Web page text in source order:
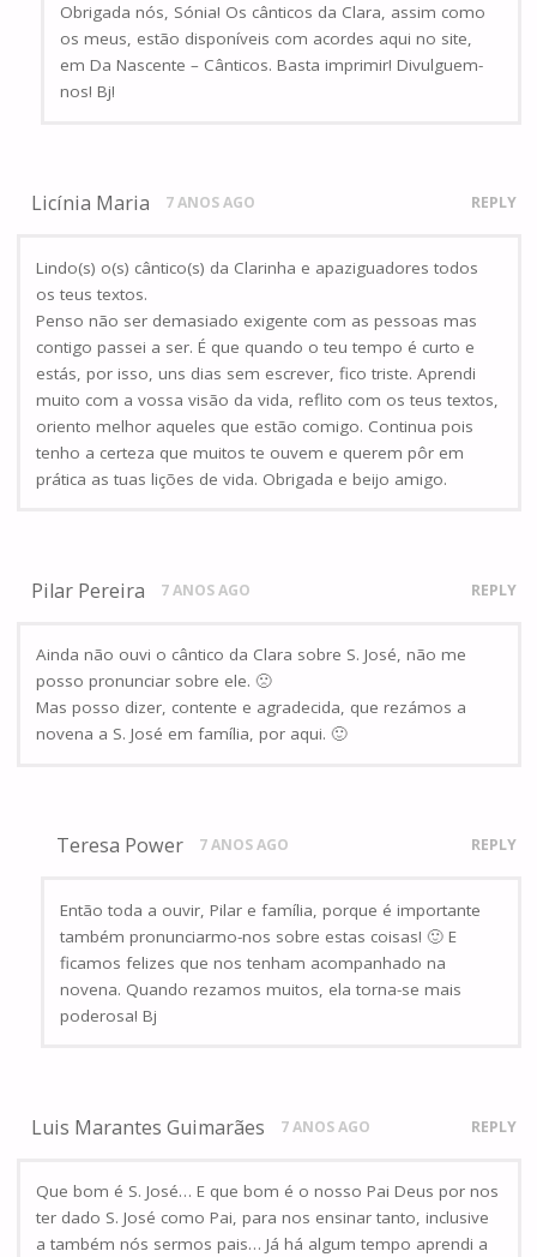
Obrigada nós, Sónia! Os cânticos da Clara, assim como
os meus, estão disponíveis com acordes aqui no site,
em Da Nascente – Cânticos. Basta imprimir! Divulguem-
nos! Bj!
Licínia Maria 7 ANOS AGO REPLY
Lindo(s) o(s) cântico(s) da Clarinha e apaziguadores todos
os teus textos.
Penso não ser demasiado exigente com as pessoas mas
contigo passei a ser. É que quando o teu tempo é curto e
estás, por isso, uns dias sem escrever, fico triste. Aprendi
muito com a vossa visão da vida, reflito com os teus textos,
oriento melhor aqueles que estão comigo. Continua pois
tenho a certeza que muitos te ouvem e querem pôr em
prática as tuas lições de vida. Obrigada e beijo amigo.
Pilar Pereira 7 ANOS AGO REPLY
Ainda não ouvi o cântico da Clara sobre S. José, não me
posso pronunciar sobre ele. 🙁
Mas posso dizer, contente e agradecida, que rezámos a
novena a S. José em família, por aqui. 🙂
Teresa Power 7 ANOS AGO REPLY
Então toda a ouvir, Pilar e família, porque é importante
também pronunciarmo-nos sobre estas coisas! 🙂 E
ficamos felizes que nos tenham acompanhado na
novena. Quando rezamos muitos, ela torna-se mais
poderosa! Bj
Luis Marantes Guimarães 7 ANOS AGO REPLY
Que bom é S. José… E que bom é o nosso Pai Deus por nos
ter dado S. José como Pai, para nos ensinar tanto, inclusive
a também nós sermos pais… Já há algum tempo aprendi a